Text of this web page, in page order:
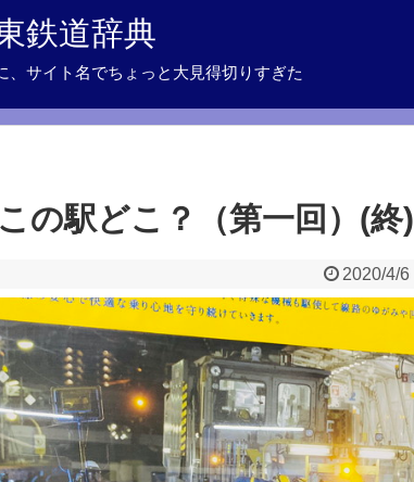
鉄道辞典
、サイト名でちょっと大見得切りすぎた
の駅どこ？（第一回）(終)
2020/4/6